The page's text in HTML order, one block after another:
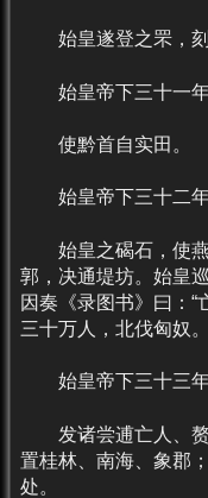
始皇遂登之罘，刻
始皇帝下三十一年
使黔首自实田。
始皇帝下三十二年
始皇之碣石，使燕
郭，决通堤坊。始皇
因奏《录图书》曰：“
三十万人，北伐匈奴。
始皇帝下三十三年
发诸尝逋亡人、赘
置桂林、南海、象郡
处。